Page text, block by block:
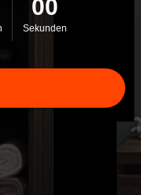
00
Sekunden